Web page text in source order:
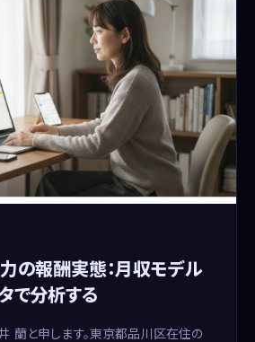
の報酬実態：月収モデル
で分析する
蘭と申します。東京都品川区在住の